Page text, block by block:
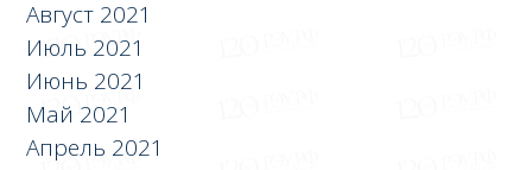
Август 2021
Июль 2021
Июнь 2021
Май 2021
Апрель 2021